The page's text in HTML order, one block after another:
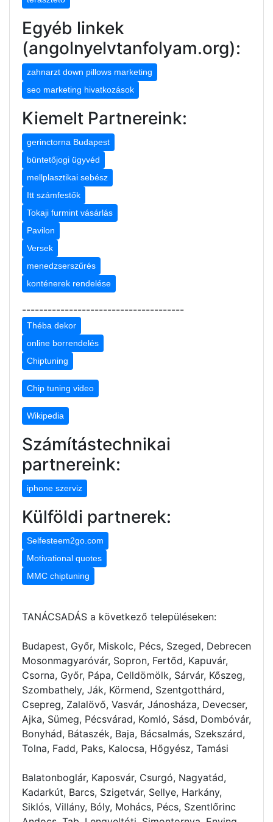
Egyéb linkek
(angolnyelvtanfolyam.org):
zahnarzt down pillows marketing
seo marketing hivatkozások
Kiemelt Partnereink:
gerinctorna Budapest
büntetőjogi ügyvéd
mellplasztikai sebész
Itt számfestők
Tokaji furmint vásárlás
Pavilon
Versek
menedzserszűrés
konténerek rendelése
--------------------------------------
Théba dekor
online borrendelés
Chiptuning
Chip tuning video
Wikipedia
Számítástechnikai
partnereink:
iphone szerviz
Külföldi partnerek:
Selfesteem2go.com
Motivational quotes
MMC chiptuning
TANÁCSADÁS a következő településeken:
Budapest, Győr, Miskolc, Pécs, Szeged, Debrecen
Mosonmagyaróvár, Sopron, Fertőd, Kapuvár,
Csorna, Győr, Pápa, Celldömölk, Sárvár, Kőszeg,
Szombathely, Ják, Körmend, Szentgotthárd,
Csepreg, Zalalövő, Vasvár, Jánosháza, Devecser,
Ajka, Sümeg, Pécsvárad, Komló, Sásd, Dombóvár,
Bonyhád, Bátaszék, Baja, Bácsalmás, Szekszárd,
Tolna, Fadd, Paks, Kalocsa, Hőgyész, Tamási
Balatonboglár, Kaposvár, Csurgó, Nagyatád,
Kadarkút, Barcs, Szigetvár, Sellye, Harkány,
Siklós, Villány, Bóly, Mohács, Pécs, Szentlőrinc